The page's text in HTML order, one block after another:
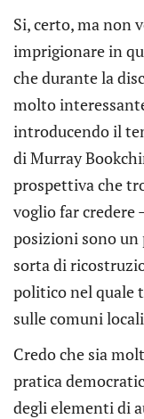
Si, certo, ma non
imprigionare in
che durante la
molto
introducendo il
di Murray
prospettiva che
voglio far credere
posizioni sono un
sorta di
politico nel quale
sulle comuni
Credo che sia
pratica
degli elementi di